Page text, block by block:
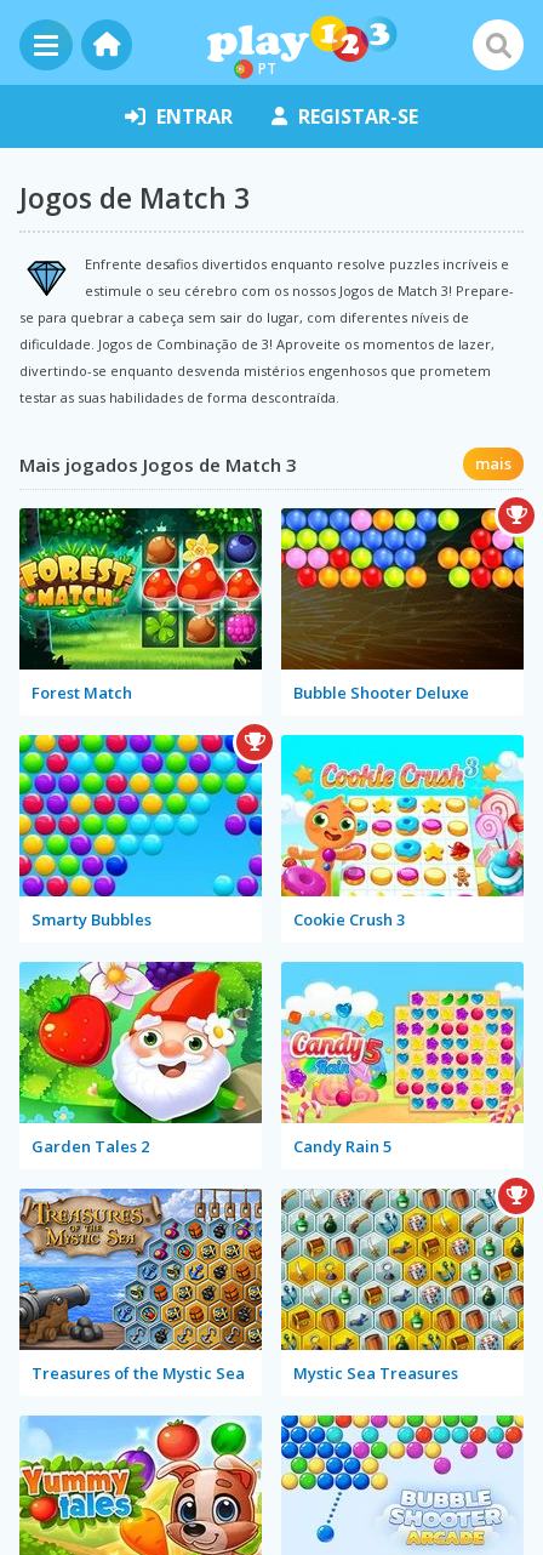
PT
ENTRAR REGISTAR-SE
Jogos de Match 3
Enfrente desafios divertidos enquanto resolve puzzles incríveis e
estimule o seu cérebro com os nossos Jogos de Match 3! Prepare-
se para quebrar a cabeça sem sair do lugar, com diferentes níveis de
dificuldade. Jogos de Combinação de 3! Aproveite os momentos de lazer,
divertindo-se enquanto desvenda mistérios engenhosos que prometem
testar as suas habilidades de forma descontraída.
Mais jogados Jogos de Match 3 mais
Forest Match Bubble Shooter Deluxe
Smarty Bubbles Cookie Crush 3
Garden Tales 2 Candy Rain 5
Treasures of the Mystic Sea Mystic Sea Treasures